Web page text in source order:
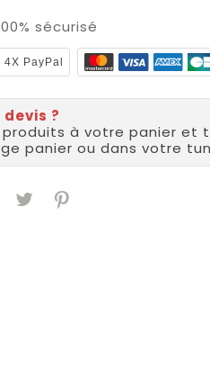
sécurisé
4X PayPal
?
à votre panier et
panier ou dans votre